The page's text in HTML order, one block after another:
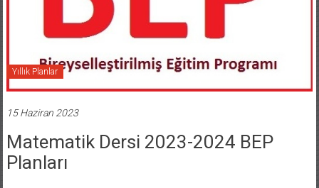
Yıllık Planlar
15 Haziran 2023
Matematik Dersi 2023-2024 BEP
Planları